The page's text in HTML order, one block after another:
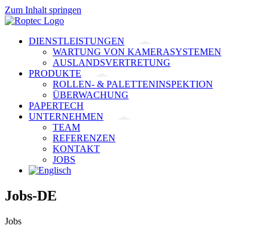
Zum Inhalt springen
DIENSTLEISTUNGEN
WARTUNG VON KAMERASYSTEMEN
AUSLANDSVERTRETUNG
PRODUKTE
ROLLEN- & PALETTENINSPEKTION
ÜBERWACHUNG
PAPERTECH
UNTERNEHMEN
TEAM
REFERENZEN
KONTAKT
JOBS
Jobs-DE
Jobs